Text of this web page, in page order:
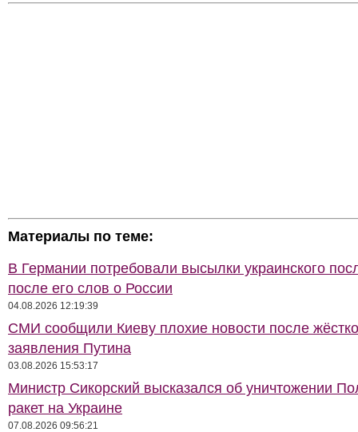
Материалы по теме:
В Германии потребовали высылки украинского
после его слов о России
04.08.2026 12:19:39
СМИ сообщили Киеву плохие новости после
заявления Путина
03.08.2026 15:53:17
Министр Сикорский высказался об уничтожении
ракет на Украине
07.08.2026 09:56:21